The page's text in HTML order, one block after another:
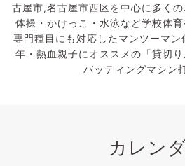
古屋市,名古屋市西区を中心に多く
体操・かけっこ・水泳など学校体
専門種目にも対応したマンツーマ
年・熱血親子にオススメの「貸切
バッティングマシン
カレン